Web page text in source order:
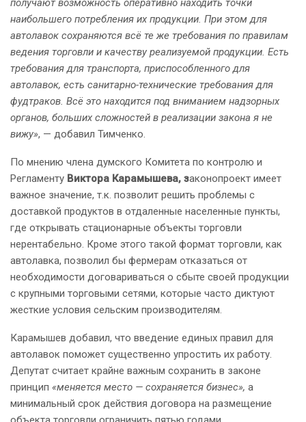
получают возможность оперативно находить точки
наибольшего потребления их продукции. При этом для
автолавок сохраняются всё те же требования по правилам
ведения торговли и качеству реализуемой продукции. Есть
требования для транспорта, приспособленного для
автолавок, есть санитарно-технические требования для
фудтраков. Всё это находится под вниманием надзорных
органов, больших сложностей в реализации закона я не
вижу», — добавил Тимченко.
По мнению члена думского Комитета по контролю и
Регламенту Виктора Карамышева, законопроект имеет
важное значение, т.к. позволит решить проблемы с
доставкой продуктов в отдаленные населенные пункты,
где открывать стационарные объекты торговли
нерентабельно. Кроме этого такой формат торговли, как
автолавка, позволил бы фермерам отказаться от
необходимости договариваться о сбыте своей продукции
с крупными торговыми сетями, которые часто диктуют
жесткие условия сельским производителям.
Карамышев добавил, что введение единых правил для
автолавок поможет существенно упростить их работу.
Депутат считает крайне важным сохранить в законе
принцип «меняется место — сохраняется бизнес», а
минимальный срок действия договора на размещение